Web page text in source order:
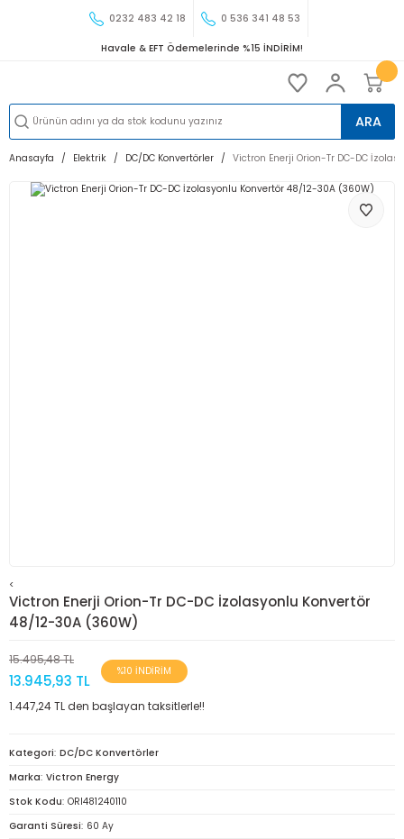
0232 483 42 18 0 536 341 48 53
Havale & EFT Ödemelerinde %15 İNDİRİM!
ARA
Anasayfa Elektrik DC/DC Konvertörler Victron Enerji Orion-Tr DC-DC
<
Victron Enerji Orion-Tr DC-DC İzolasyonlu Konvertör
48/12-30A (360W)
15.495,48 TL
13.945,93 TL
%10 İNDİRİM
1.447,24 TL den başlayan taksitlerle!!
Kategori DC/DC Konvertörler
Marka Victron Energy
Stok Kodu ORI481240110
Garanti Süresi 60 Ay